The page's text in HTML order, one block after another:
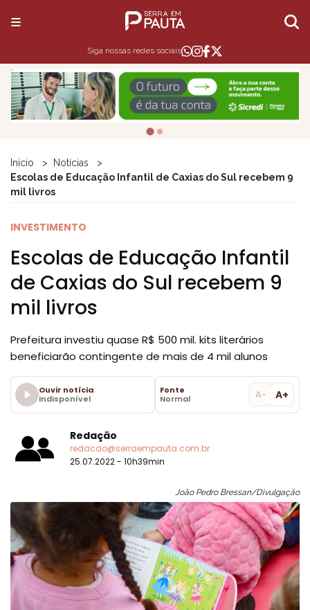
Siga nossas redes sociais
Início
Notícias
Escolas de Educação Infantil de Caxias do Sul recebem 9
mil livros
INVESTIMENTO
Escolas de Educação Infantil
de Caxias do Sul recebem 9
mil livros
Prefeitura investiu quase R$ 500 mil. kits literários
beneficiarão contingente de mais de 4 mil alunos
Ouvir notícia
Indisponível
Fonte
Normal
A- A+
Redação
redacao@serraempauta.com.br
25.07.2022 - 10h39min
João Pedro Bressan/Divulgação